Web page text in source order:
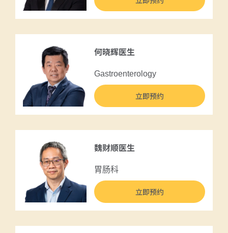
何晓辉医生
Gastroenterology
立即预约
魏财顺医生
胃肠科
立即预约